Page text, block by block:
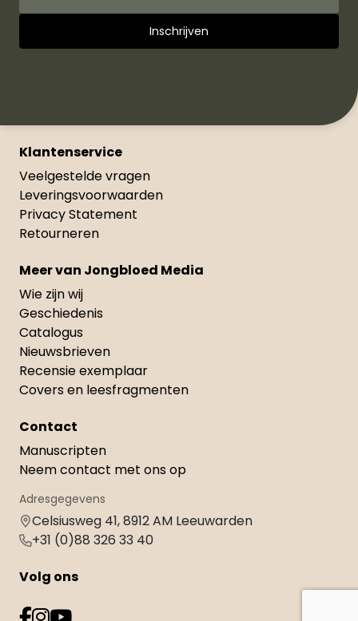
Klantenservice
Veelgestelde vragen
Leveringsvoorwaarden
Privacy Statement
Retourneren
Meer van Jongbloed Media
Wie zijn wij
Geschiedenis
Catalogus
Nieuwsbrieven
Recensie exemplaar
Covers en leesfragmenten
Contact
Manuscripten
Neem contact met ons op
Adresgegevens
Celsiusweg 41, 8912 AM Leeuwarden
+31 (0)88 326 33 40
Volg ons